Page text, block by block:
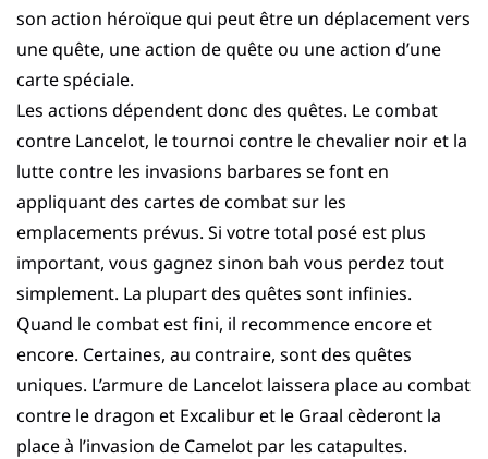
son action héroïque qui peut être un déplacement vers
une quête, une action de quête ou une action d’une
carte spéciale.
Les actions dépendent donc des quêtes. Le combat
contre Lancelot, le tournoi contre le chevalier noir et la
lutte contre les invasions barbares se font en
appliquant des cartes de combat sur les
emplacements prévus. Si votre total posé est plus
important, vous gagnez sinon bah vous perdez tout
simplement. La plupart des quêtes sont infinies.
Quand le combat est fini, il recommence encore et
encore. Certaines, au contraire, sont des quêtes
uniques. L’armure de Lancelot laissera place au combat
contre le dragon et Excalibur et le Graal cèderont la
place à l’invasion de Camelot par les catapultes.